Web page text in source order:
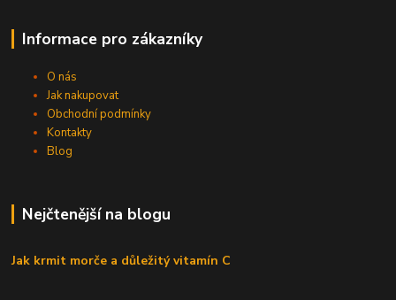
Informace pro zákazníky
O nás
Jak nakupovat
Obchodní podmínky
Kontakty
Blog
Nejčtenější na blogu
Jak krmit morče a důležitý vitamín C